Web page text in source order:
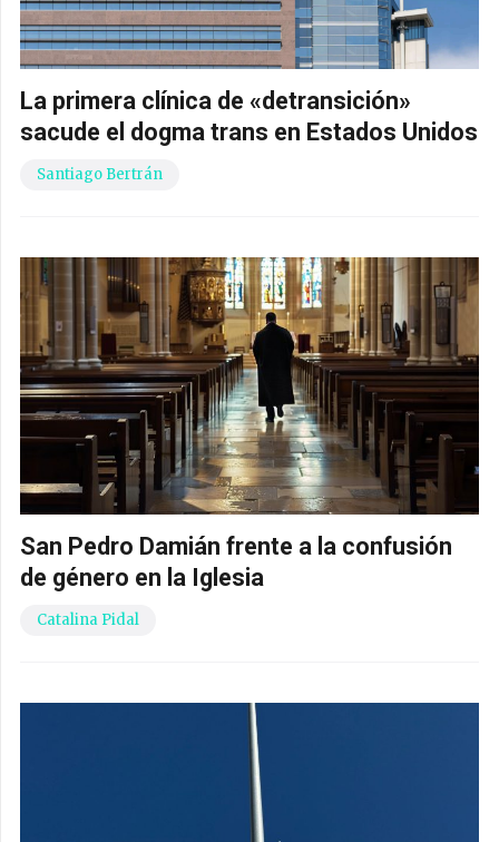
La primera clínica de «detransición»
sacude el dogma trans en Estados Unidos
Santiago Bertrán
San Pedro Damián frente a la confusión
de género en la Iglesia
Catalina Pidal